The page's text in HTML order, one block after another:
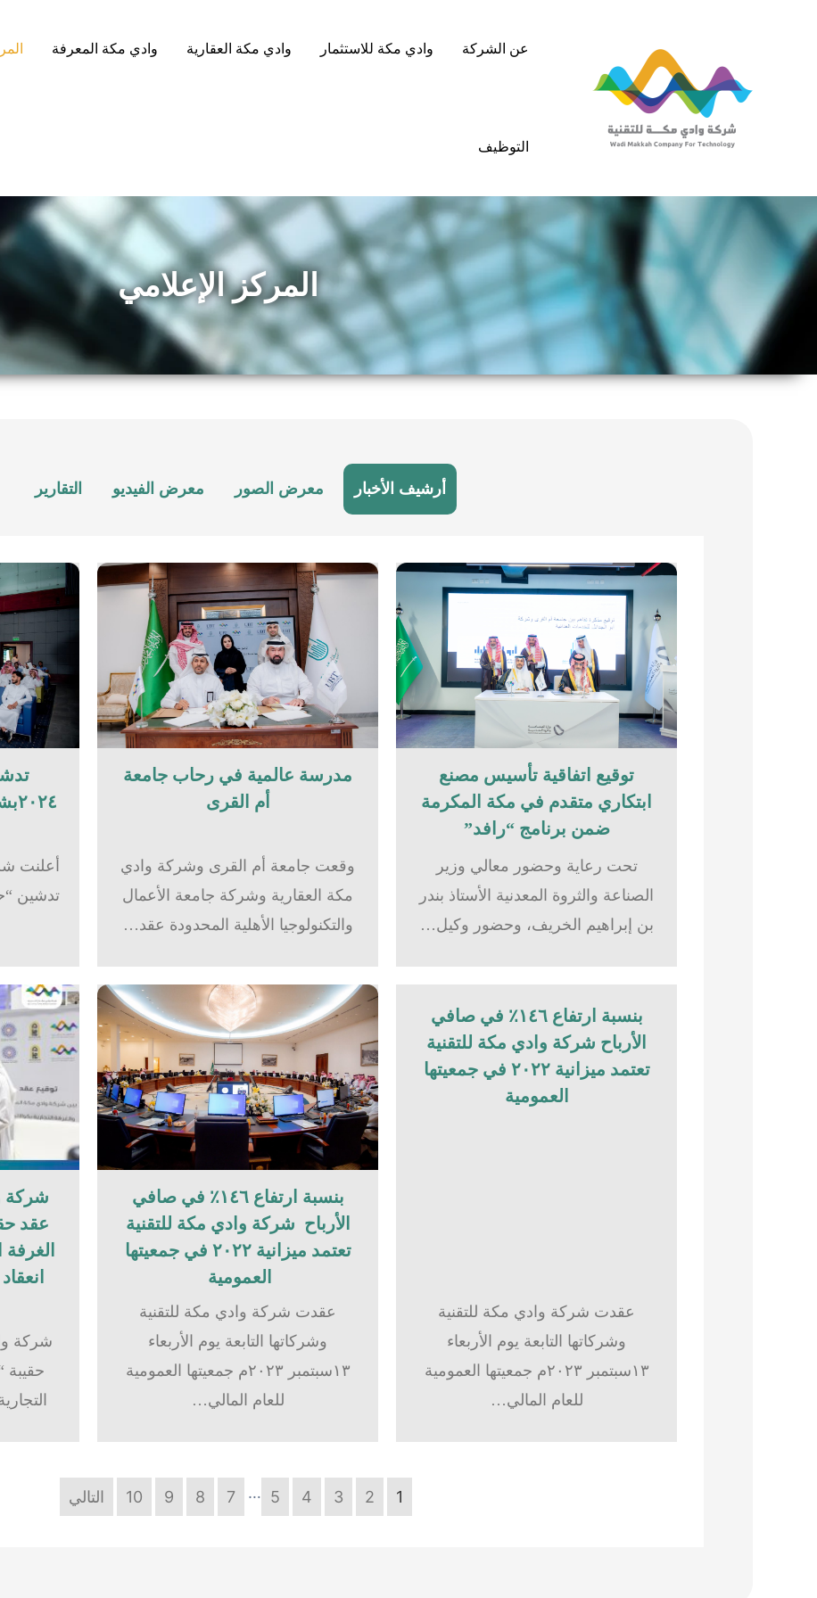
عن الشركة وادي مكة للاستثمار وادي مكة العقارية وادي مكة المعرفة
التوظيف
المركز الإعلامي
أرشيف الأخبار معرض الصور معرض الفيديو التقارير
توقيع اتفاقية تأسيس مصنع
ابتكاري متقدم في مكة المكرمة
ضمن برنامج “رافد”
تحت رعاية وحضور معالي وزير
الصناعة والثروة المعدنية الأستاذ بندر
بن إبراهيم الخريف، وحضور وكيل…
مدرسة عالمية في رحاب جامعة
أم القرى​
وقعت جامعة أم القرى وشركة وادي
مكة العقارية وشركة جامعة الأعمال
والتكنولوجيا الأهلية المحدودة عقد…
٢٠٢٤بشركة وادي مكة للاستثمار
أعلنت
بنسبة ارتفاع ١٤٦٪؜ في صافي
الأرباح شركة وادي مكة للتقنية
تعتمد ميزانية ٢٠٢٢ في جمعيتها
العمومية
عقدت شركة وادي مكة للتقنية
وشركاتها التابعة يوم الأربعاء
١٣سبتمبر ٢٠٢٣م جمعيتها العمومية
للعام المالي…
بنسبة ارتفاع ١٤٦٪؜ في صافي
الأرباح شركة وادي مكة للتقنية
تعتمد ميزانية ٢٠٢٢ في جمعيتها
العمومية
عقدت شركة وادي مكة للتقنية
وشركاتها التابعة يوم الأربعاء
١٣سبتمبر ٢٠٢٣م جمعيتها العمومية
للعام المالي…
شركة
عقد
الغرفة
شركة
حقيبة
1
2
3
4
5
…
7
8
9
10 التالي